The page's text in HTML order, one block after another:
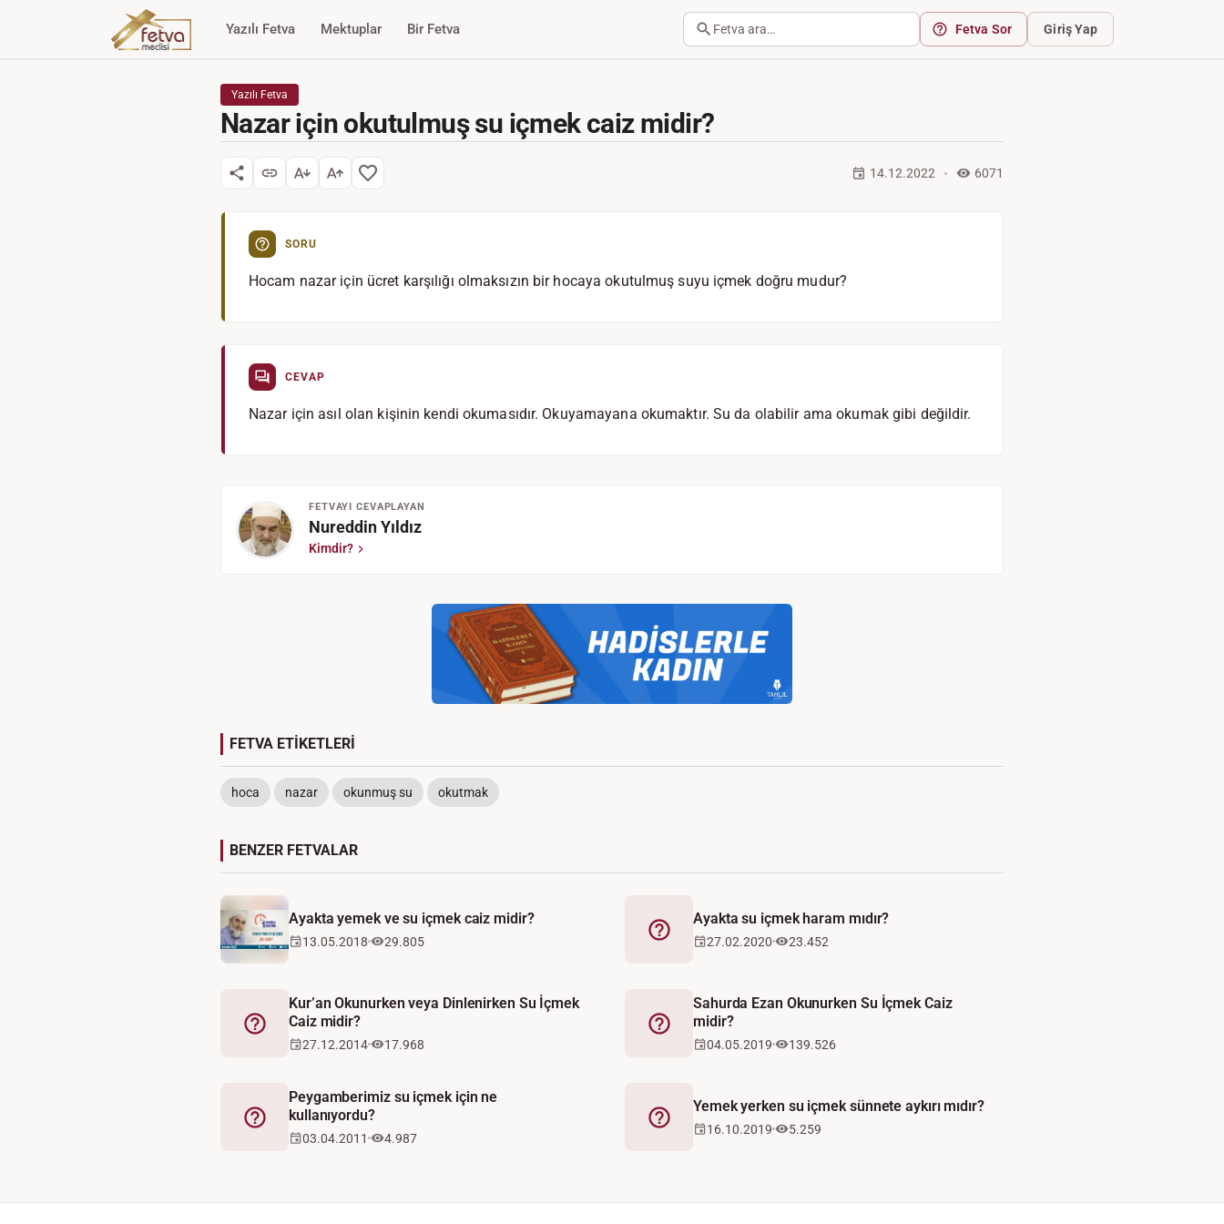
Yazılı Fetva Mektuplar Bir Fetva Fetva ara… Fetva Sor Giriş Yap
Yazılı Fetva
Nazar için okutulmuş su içmek caiz midir?
14.12.2022 6071
SORU
Hocam nazar için ücret karşılığı olmaksızın bir hocaya okutulmuş suyu içmek doğru mudur?
CEVAP
Nazar için asıl olan kişinin kendi okumasıdır. Okuyamayana okumaktır. Su da olabilir ama okumak gibi değildir.
FETVAYI CEVAPLAYAN
Nureddin Yıldız
Kimdir?
FETVA ETİKETLERİ
hoca nazar okunmuş su okutmak
BENZER FETVALAR
Ayakta yemek ve su içmek caiz midir?
13.05.2018 29.805 Fetva
Ayakta su içmek haram mıdır?
27.02.2020 23.452
Fetva
Kur’an Okunurken veya Dinlenirken Su İçmek
Caiz midir?
27.12.2014 17.968
Fetva
Sahurda Ezan Okunurken Su İçmek Caiz
midir?
04.05.2019 139.526
Fetva
Peygamberimiz su içmek için ne
kullanıyordu?
03.04.2011 4.987
Fetva
Yemek yerken su içmek sünnete aykırı mıdır?
16.10.2019 5.259